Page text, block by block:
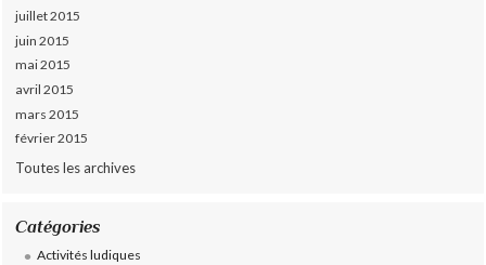
juillet 2015
juin 2015
mai 2015
avril 2015
mars 2015
février 2015
Toutes les archives
Catégories
Activités ludiques